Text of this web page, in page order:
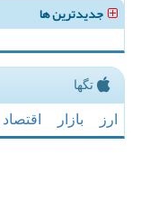
جدیدترین ها
تگها
ارز بازار اقتصاد